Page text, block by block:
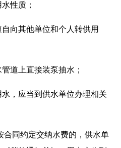
性质；
自向其他单位和个人转供用
道上直接装泵抽水；
水，应当到供水单位办理相关
合同约定交纳水费的，供水单